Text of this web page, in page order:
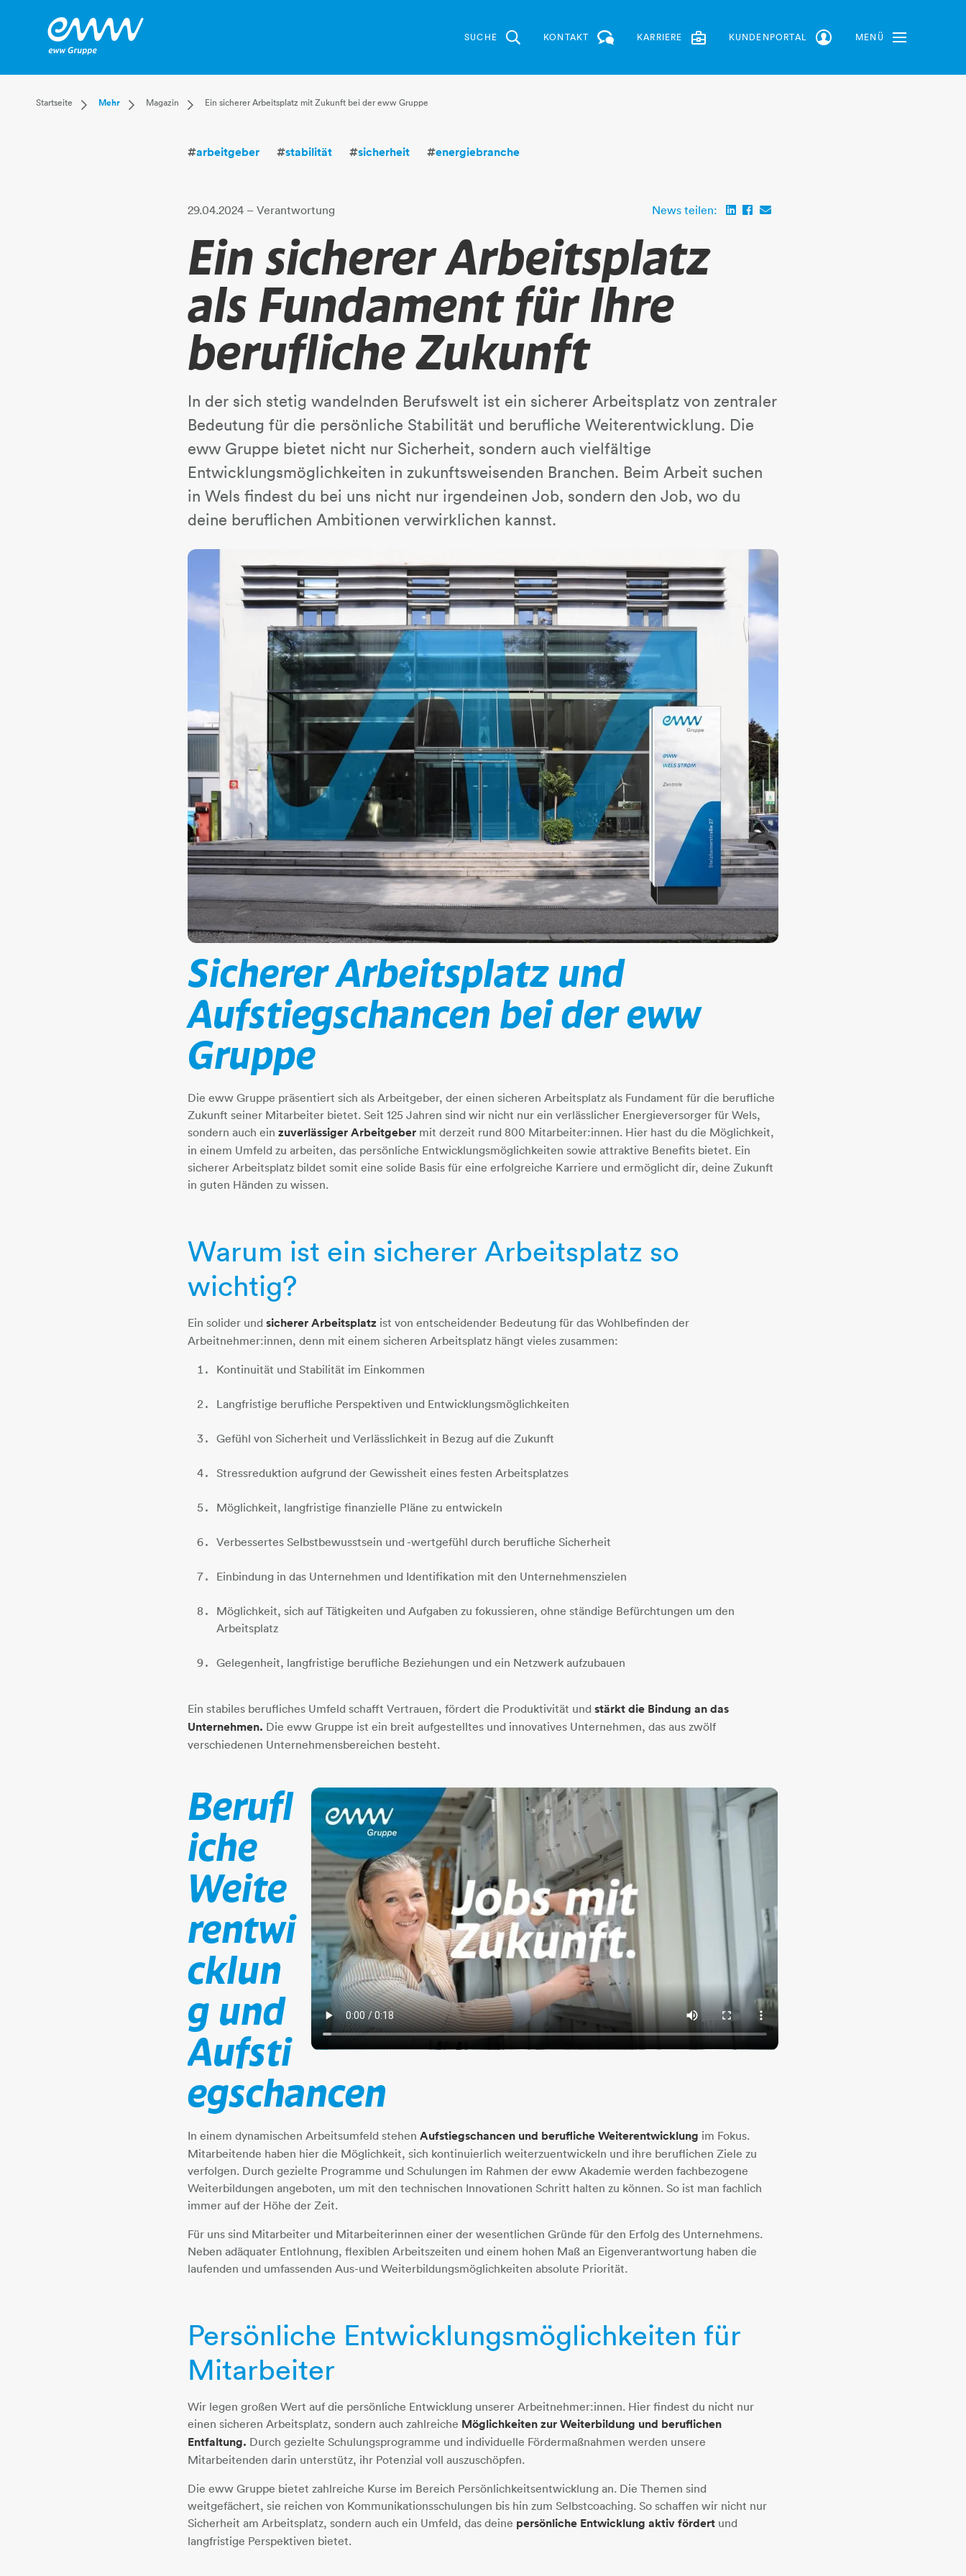
SUCHE KONTAKT KARRIERE KUNDENPORTAL MENÜ
Toggle Navbar
Startseite
Dropdown Startseite
Mehr
Dropdown Mehr
Magazin
Dropdown Magazin
Technik
Ein sicherer Arbeitsplatz mit Zukunft bei der eww Gruppe
#arbeitgeber #stabilität #sicherheit #energiebranche
29.04.2024 – Verantwortung News teilen:
Ein sicherer Arbeitsplatz
als Fundament für Ihre
berufliche Zukunft
In der sich stetig wandelnden Berufswelt ist ein sicherer Arbeitsplatz von zentraler
Bedeutung für die persönliche Stabilität und berufliche Weiterentwicklung. Die
eww Gruppe bietet nicht nur Sicherheit, sondern auch vielfältige
Entwicklungsmöglichkeiten in zukunftsweisenden Branchen. Beim Arbeit suchen
in Wels findest du bei uns nicht nur irgendeinen Job, sondern den Job, wo du
deine beruflichen Ambitionen verwirklichen kannst.
Sicherer Arbeitsplatz und
Aufstiegschancen bei der eww
Gruppe ​​​​​​​
Die eww Gruppe präsentiert sich als Arbeitgeber, der einen sicheren Arbeitsplatz als Fundament für die berufliche
Zukunft seiner Mitarbeiter bietet. Seit 125 Jahren sind wir nicht nur ein verlässlicher Energieversorger für Wels,
sondern auch einzuverlässiger Arbeitgeber mit derzeit rund 800 Mitarbeiter:innen. Hier hast du die Möglichkeit,
in einem Umfeld zu arbeiten, das persönliche Entwicklungsmöglichkeiten sowie attraktive Benefits bietet. Ein
sicherer Arbeitsplatz bildet somit eine solide Basis für eine erfolgreiche Karriere und ermöglicht dir, deine Zukunft
in guten Händen zu wissen.
Warum ist ein sicherer Arbeitsplatz so
wichtig?
Ein solider und sicherer Arbeitsplatz ist von entscheidender Bedeutung für das Wohlbefinden der
Arbeitnehmer:innen, denn mit einem sicheren Arbeitsplatz hängt vieles zusammen:
Kontinuität und Stabilität im Einkommen
Langfristige berufliche Perspektiven und Entwicklungsmöglichkeiten
Gefühl von Sicherheit und Verlässlichkeit in Bezug auf die Zukunft
Stressreduktion aufgrund der Gewissheit eines festen Arbeitsplatzes
Möglichkeit, langfristige finanzielle Pläne zu entwickeln
Verbessertes Selbstbewusstsein und -wertgefühl durch berufliche Sicherheit
Einbindung in das Unternehmen und Identifikation mit den Unternehmenszielen
Möglichkeit, sich auf Tätigkeiten und Aufgaben zu fokussieren, ohne ständige Befürchtungen um den
Arbeitsplatz
Gelegenheit, langfristige berufliche Beziehungen und ein Netzwerk aufzubauen
Ein stabiles berufliches Umfeld schafft Vertrauen, fördert die Produktivität undstärkt die Bindung an das
Unternehmen. Die eww Gruppe ist ein breit aufgestelltes und innovatives Unternehmen, das aus zwölf
verschiedenen Unternehmensbereichen besteht.
Berufl
iche
Weite
rentwi
cklun
g und
Aufsti
egschancen
In einem dynamischen Arbeitsumfeld stehenAufstiegschancen und berufliche Weiterentwicklung im Fokus.
Mitarbeitende haben hier die Möglichkeit, sich kontinuierlich weiterzuentwickeln und ihre beruflichen Ziele zu
verfolgen. Durch gezielte Programme und Schulungen im Rahmen der eww Akademie werden fachbezogene
Weiterbildungen angeboten, um mit den technischen Innovationen Schritt halten zu können. So ist man fachlich
immer auf der Höhe der Zeit.
Für uns sind Mitarbeiter und Mitarbeiterinnen einer der wesentlichen Gründe für den Erfolg des Unternehmens.
Neben adäquater Entlohnung, flexiblen Arbeitszeiten und einem hohen Maß an Eigenverantwortung haben die
laufenden und umfassenden Aus-und Weiterbildungsmöglichkeiten absolute Priorität.
Persönliche Entwicklungsmöglichkeiten für
Mitarbeiter
Wir legen großen Wert auf die persönliche Entwicklung unserer Arbeitnehmer:innen. Hier findest du nicht nur
einen sicheren Arbeitsplatz, sondern auch zahlreiche Möglichkeiten zur Weiterbildung und beruflichen
Entfaltung. Durch gezielte Schulungsprogramme und individuelle Fördermaßnahmen werden unsere
Mitarbeitenden darin unterstütz, ihr Potenzial voll auszuschöpfen.
Die eww Gruppe bietet zahlreiche Kurse im Bereich Persönlichkeitsentwicklung an. Die Themen sind
weitgefächert, sie reichen von Kommunikationsschulungen bis hin zum Selbstcoaching. So schaffen wir nicht nur
Sicherheit am Arbeitsplatz, sondern auch ein Umfeld, das deine persönliche Entwicklung aktiv fördert und
langfristige Perspektiven bietet.